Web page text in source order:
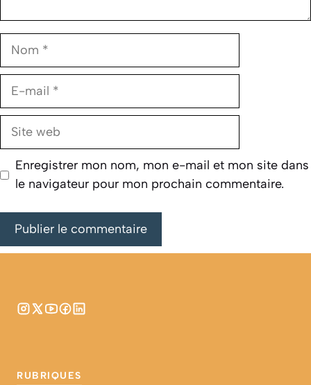
Nom
E-
Site
Enregistrer mon nom, mon e-mail et mon site dans
le navigateur pour mon prochain commentaire.
RUBRIQUES